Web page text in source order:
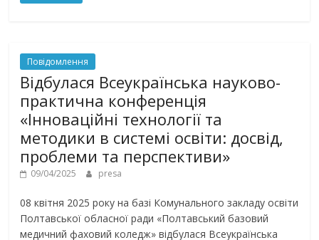
Повідомлення
Відбулася Всеукраїнська науково-
практична конференція
«Інноваційні технології та
методики в системі освіти: досвід,
проблеми та перспективи»
09/04/2025 presa
08 квітня 2025 року на базі Комунального закладу освіти
Полтавської обласної ради «Полтавський базовий
медичний фаховий коледж» відбулася Всеукраїнська